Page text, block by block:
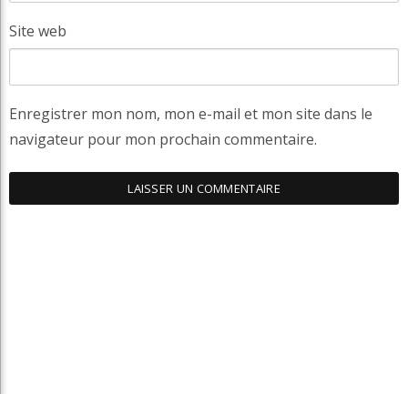
Site web
Enregistrer mon nom, mon e-mail et mon site dans le
navigateur pour mon prochain commentaire.